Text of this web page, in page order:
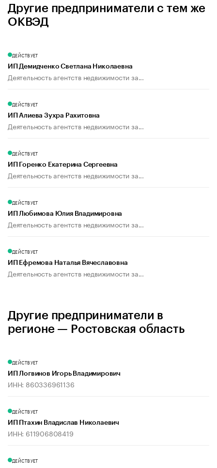
Другие предприниматели с тем же
ОКВЭД
ДЕЙСТВУЕТ
ИП Демидченко Светлана Николаевна
Деятельность агентств недвижимости за...
ДЕЙСТВУЕТ
ИП Алиева Зухра Рахитовна
Деятельность агентств недвижимости за...
ДЕЙСТВУЕТ
ИП Горенко Екатерина Сергеевна
Деятельность агентств недвижимости за...
ДЕЙСТВУЕТ
ИП Любимова Юлия Владимировна
Деятельность агентств недвижимости за...
ДЕЙСТВУЕТ
ИП Ефремова Наталья Вячеславовна
Деятельность агентств недвижимости за...
Другие предприниматели в
регионе — Ростовская область
ДЕЙСТВУЕТ
ИП Логвинов Игорь Владимирович
ИНН: 860336961136
ДЕЙСТВУЕТ
ИП Птахин Владислав Николаевич
ИНН: 611906808419
ДЕЙСТВУЕТ